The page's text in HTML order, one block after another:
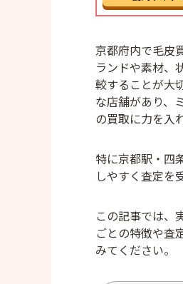
京都府内で毛皮
ランドや素材、
較することが大
な店舗があり、
の買取に力を入
特に京都駅・四
しやすく査定を
この記事では、
ごとの特徴や査
みてください。